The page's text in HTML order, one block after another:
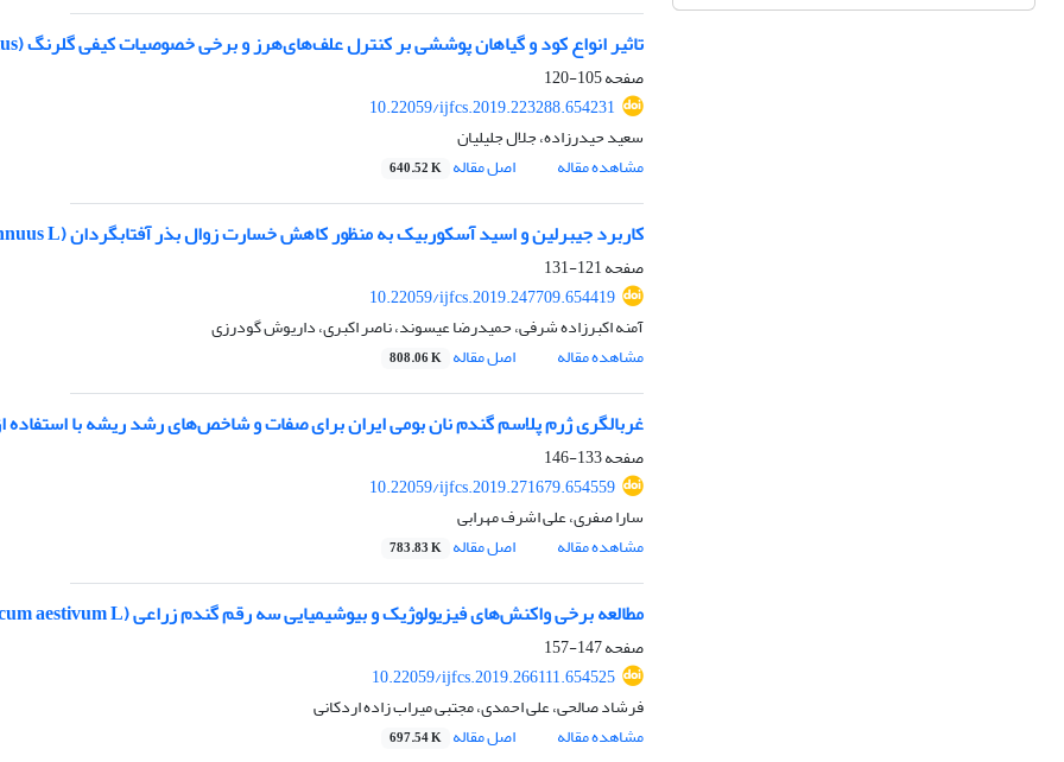
تاثیر انواع کود و گیاهان پوششی بر کنترل علف‌های‌هرز و برخی خصوصیات کیفی گلرنگ (Carthamus tinctorius)
صفحه105-120
10.22059/ijfcs.2019.223288.654231
سعید حیدرزاده، جلال جلیلیان
مشاهده مقاله
اصل مقاله 640.52 K
کاربرد جیبرلین و اسید آسکوربیک به منظور کاهش خسارت زوال بذر آفتابگردان‌ (Helianthus annuus L.) تحت دو شرایط قبل و بعد از زوال
صفحه121-131
10.22059/ijfcs.2019.247709.654419
آمنه اکبرزاده شرفی، حمیدرضا عیسوند، ناصر اکبری، داریوش گودرزی
مشاهده مقاله
اصل مقاله 808.06 K
غربالگری ژرم پلاسم گندم نان بومی ایران برای صفات و شاخص‌های رشد ریشه با
صفحه133-146
10.22059/ijfcs.2019.271679.654559
سارا صفری، علی اشرف مهرابی
مشاهده مقاله
اصل مقاله 783.83 K
مطالعه برخی واکنش‌های فیزیولوژیک و بیوشیمیایی سه رقم گندم زراعی (Triticum aestivum L.) در شرایط تنش رطوبتی در منطقه البرز
صفحه147-157
10.22059/ijfcs.2019.266111.654525
فرشاد صالحی، علی احمدی، مجتبی میراب زاده اردکانی
مشاهده مقاله
اصل مقاله 697.54 K